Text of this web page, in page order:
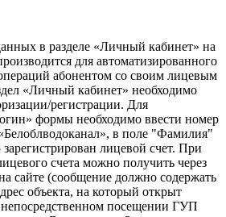
в разделе «Личный кабинет» на
для автоматизированного
абонентом со своим лицевым
«Личный кабинет» необходимо
регистрации. Для
формы необходимо ввести номер
в поле "Фамилия"
лицевой счет. При
счета можно получить через
сайте (сообщение должно содержать
объекта, на который открыт
посещении ГУП